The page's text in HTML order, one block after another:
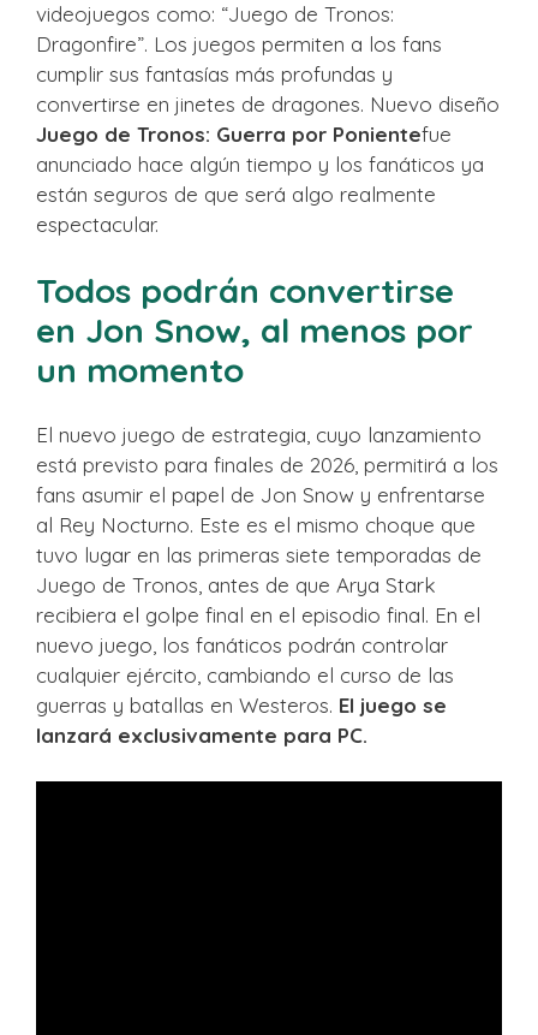
videojuegos como: “Juego de Tronos:
Dragonfire”. Los juegos permiten a los fans
cumplir sus fantasías más profundas y
convertirse en jinetes de dragones. Nuevo diseño
Juego de Tronos: Guerra por Ponientefue
anunciado hace algún tiempo y los fanáticos ya
están seguros de que será algo realmente
espectacular.
Todos podrán convertirse
en Jon Snow, al menos por
un momento
El nuevo juego de estrategia, cuyo lanzamiento
está previsto para finales de 2026, permitirá a los
fans asumir el papel de Jon Snow y enfrentarse
al Rey Nocturno. Este es el mismo choque que
tuvo lugar en las primeras siete temporadas de
Juego de Tronos, antes de que Arya Stark
recibiera el golpe final en el episodio final. En el
nuevo juego, los fanáticos podrán controlar
cualquier ejército, cambiando el curso de las
guerras y batallas en Westeros. El juego se
lanzará exclusivamente para PC.